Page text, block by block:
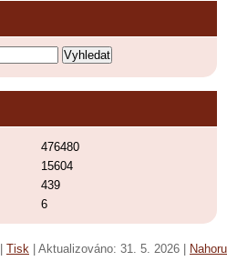
6
476480
15604
439
Tisk Aktualizováno: 31. 5. 2026
Nahoru